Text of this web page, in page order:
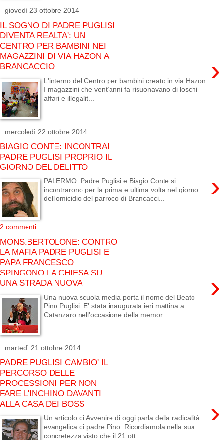
giovedì 23 ottobre 2014
IL SOGNO DI PADRE PUGLISI
DIVENTA REALTA': UN
CENTRO PER BAMBINI NEI
MAGAZZINI DI VIA HAZON A
BRANCACCIO
›
L'interno del Centro per bambini creato in via Hazon
I magazzini che vent’anni fa risuonavano di loschi
affari e illegalit...
mercoledì 22 ottobre 2014
BIAGIO CONTE: INCONTRAI
PADRE PUGLISI PROPRIO IL
GIORNO DEL DELITTO
›
PALERMO. Padre Puglisi e Biagio Conte si
incontrarono per la prima e ultima volta nel giorno
dell'omicidio del parroco di Brancacci...
2 commenti:
MONS.BERTOLONE: CONTRO
LA MAFIA PADRE PUGLISI E
PAPA FRANCESCO
SPINGONO LA CHIESA SU
UNA STRADA NUOVA
›
Una nuova scuola media porta il nome del Beato
Pino Puglisi. E' stata inaugurata ieri mattina a
Catanzaro nell'occasione della memor...
martedì 21 ottobre 2014
PADRE PUGLISI CAMBIO' IL
PERCORSO DELLE
PROCESSIONI PER NON
FARE L'INCHINO DAVANTI
ALLA CASA DEI BOSS
›
Un articolo di Avvenire di oggi parla della radicalità
evangelica di padre Pino. Ricordiamola nella sua
concretezza visto che il 21 ott...